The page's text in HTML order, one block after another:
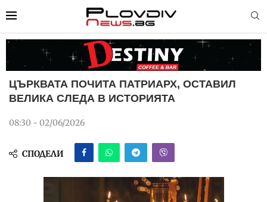
ЦЪРКВАТА ПОЧИТА ПАТРИАРХ, ОСТАВИЛ
ВЕЛИКА СЛЕДА В ИСТОРИЯТА
08:30 - 02/06/2026
СПОДЕЛИ